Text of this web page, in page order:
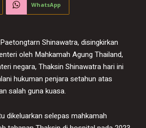
WhatsApp
Shinawatra, disingkirkan
oleh Mahkamah Agung Thailand,
negara, Thaksin Shinawatra hari ini
hukuman penjara setahun atas
salah guna kuasa.
dikeluarkan selepas mahkamah